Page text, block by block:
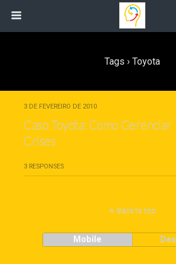
Tags › Toyota
3 DE FEVEREIRO DE 2010
Caso Toyota: Como Gerenciar
Crises
3 RESPONSES
Back to top
Mobile